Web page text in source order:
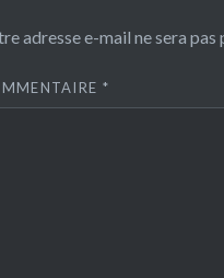
adresse e-mail ne sera pas
*